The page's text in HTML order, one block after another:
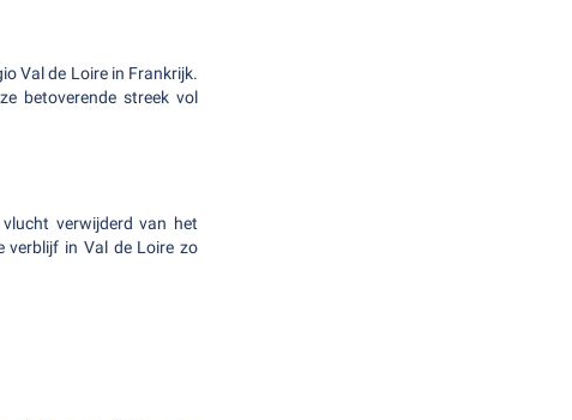
Val de Loire in Frankrijk.
betoverende streek vol
verwijderd van het
verblijf in Val de Loire zo